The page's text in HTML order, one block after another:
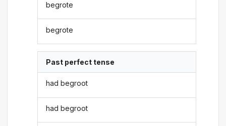
begrote
begrote
Past perfect tense
had begroot
had begroot